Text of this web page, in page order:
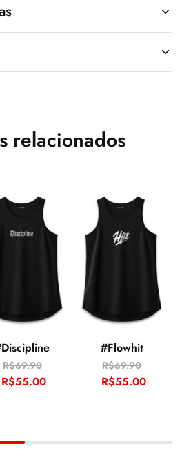
relacionados
R$69.90
R$55.00
#Flowhit
R$69.90
R$55.00